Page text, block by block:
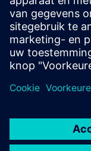
Persoonlijk
U wenst een
uw persoonlijke
gepersonaliseerde
Stuur een